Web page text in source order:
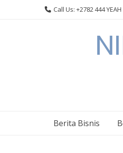
Call Us: +2782 444 YEAH
Berita Bisnis